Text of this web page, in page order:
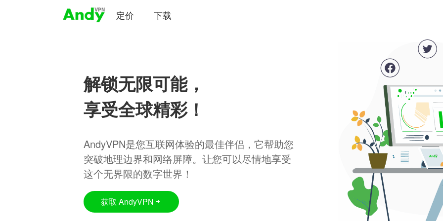
定价 下载
解锁无限可能，
享受全球精彩！
AndyVPN是您互联网体验的最佳伴侣，它帮助您
突破地理边界和网络屏障。让您可以尽情地享受
这个无界限的数字世界！
获取 AndyVPN